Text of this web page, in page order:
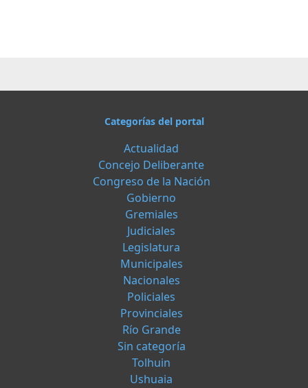
Categorías del portal
Actualidad
Concejo Deliberante
Congreso de la Nación
Gobierno
Gremiales
Judiciales
Legislatura
Municipales
Nacionales
Policiales
Provinciales
Río Grande
Sin categoría
Tolhuin
Ushuaia